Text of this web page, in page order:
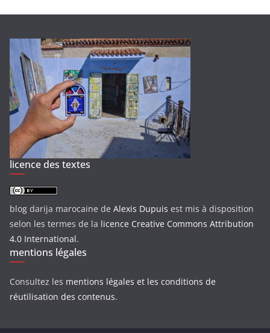
licence des textes
blog darija marocaine de Alexis Dupuis est mis à disposition
selon les termes de la licence Creative Commons Attribution
4.0 International.
mentions légales
Consultez les mentions légales et les conditions de
réutilisation des contenus.